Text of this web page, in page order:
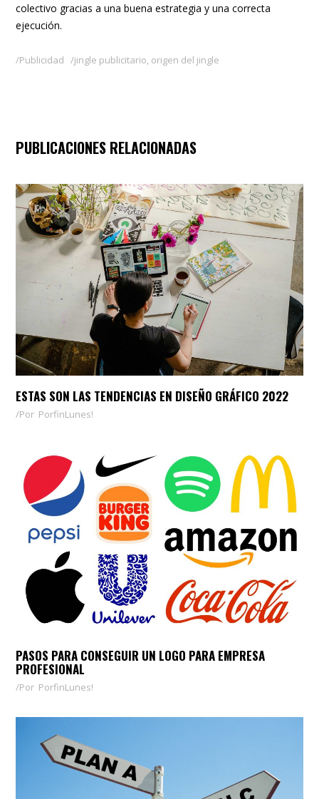
colectivo gracias a una buena estrategia y una correcta
ejecución.
Publicidad jingle publicitario, origen del jingle
PUBLICACIONES RELACIONADAS
ESTAS SON LAS TENDENCIAS EN DISEÑO GRÁFICO 2022
Por PorfinLunes!
PASOS PARA CONSEGUIR UN LOGO PARA EMPRESA
PROFESIONAL
Por PorfinLunes!